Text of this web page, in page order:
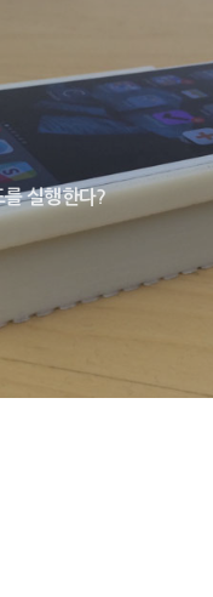
를 실행한다?